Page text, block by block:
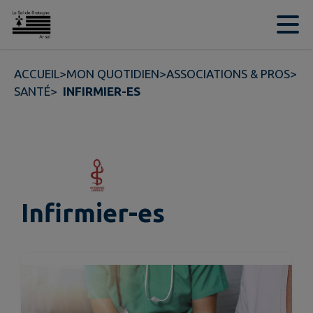
Contenu
ACCUEIL>MON QUOTIDIEN>ASSOCIATIONS & PROS>
SANTÉ> INFIRMIER-ES
Infirmier-es